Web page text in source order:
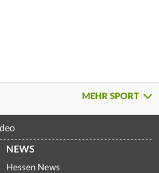
MEHR SPORT
NEWS
Hessen News